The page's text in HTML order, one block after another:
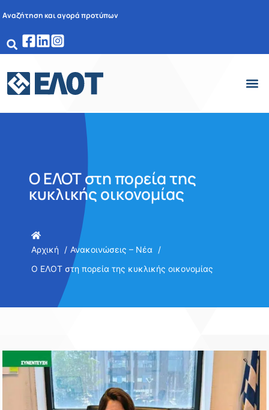
Αναζήτηση και αγορά προτύπων
Ο ΕΛΟΤ στη πορεία της
κυκλικής οικονομίας
Αρχική
Ανακοινώσεις – Νέα
Ο ΕΛΟΤ στη πορεία της κυκλικής οικονομίας